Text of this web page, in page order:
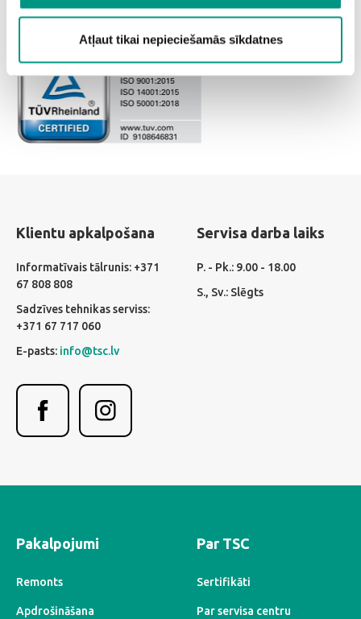
Atļaut tikai nepieciešamās sīkdatnes
Klientu apkalpošana
Informatīvais tālrunis: +371
67 808 808
Sadzīves tehnikas serviss:
+371 67 717 060
E-pasts: info@tsc.lv
Servisa darba laiks
P. - Pk.: 9.00 - 18.00
S., Sv.: Slēgts
Pakalpojumi
Remonts
Apdrošināšana
Par TSC
Sertifikāti
Par servisa centru